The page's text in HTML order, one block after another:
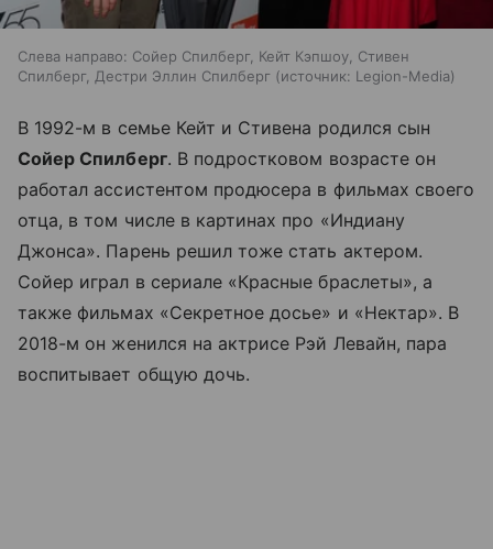
Слева направо: Сойер Спилберг, Кейт Кэпшоу, Стивен
Спилберг, Дестри Эллин Спилберг
источник: Legion-Media
В 1992-м в семье Кейт и Стивена родился сын
Сойер Спилберг. В подростковом возрасте он
работал ассистентом продюсера в фильмах своего
отца, в том числе в картинах про «Индиану
Джонса». Парень решил тоже стать актером.
Сойер играл в сериале «Красные браслеты», а
также фильмах «Секретное досье» и «Нектар». В
2018-м он женился на актрисе Рэй Левайн, пара
воспитывает общую дочь.